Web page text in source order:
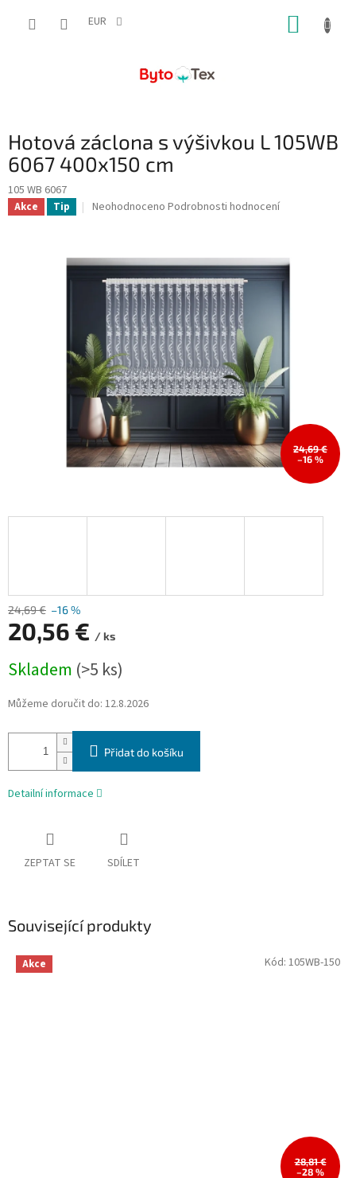
EUR
Hotová záclona s výšivkou L 105WB
6067 400x150 cm
105 WB 6067
Akce Tip
Průměrné
0,0
hvězdiček.
Neohodnoceno Podrobnosti hodnocení
24,69 €
–16 %
24,69 € –16 %
20,56 € / ks
cena:
Skladem (>5 ks)
Můžeme doručit do: 12.8.2026
Přidat do košíku
Detailní informace
ZEPTAT SE SDÍLET
Související produkty
Akce
28,81 €
–28 %
Kód: 105WB-150